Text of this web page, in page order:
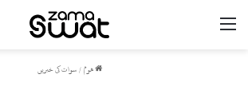
مینو
ھوم / سوات کی خبریں